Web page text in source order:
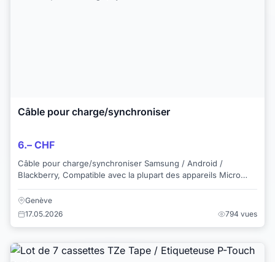
Câble pour charge/synchroniser
6.– CHF
Câble pour charge/synchroniser Samsung / Android /
Blackberry, Compatible avec la plupart des appareils Micro
Genève
17.05.2026
794 vues